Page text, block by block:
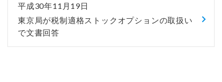
平成30年11月19日
東京局が税制適格ストックオプションの取扱い
で文書回答